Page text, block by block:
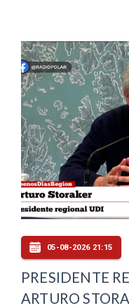
05-08-2026 21:15
PRESIDENTE
ARTURO